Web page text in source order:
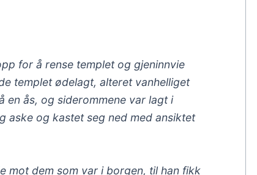
for å rense templet og gjeninnvie
templet ødelagt, alteret vanhelliget
en ås, og siderommene var lagt i
aske og kastet seg ned med ansiktet
mot dem som var i borgen, til han fikk